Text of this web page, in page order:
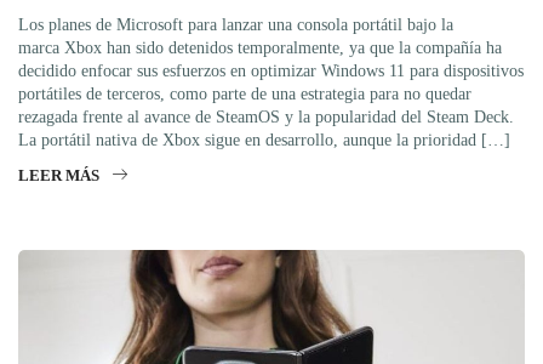
Los planes de Microsoft para lanzar una consola portátil bajo la
marca Xbox han sido detenidos temporalmente, ya que la compañía ha
decidido enfocar sus esfuerzos en optimizar Windows 11 para dispositivos
portátiles de terceros, como parte de una estrategia para no quedar
rezagada frente al avance de SteamOS y la popularidad del Steam Deck.
La portátil nativa de Xbox sigue en desarrollo, aunque la prioridad […]
LEER MÁS